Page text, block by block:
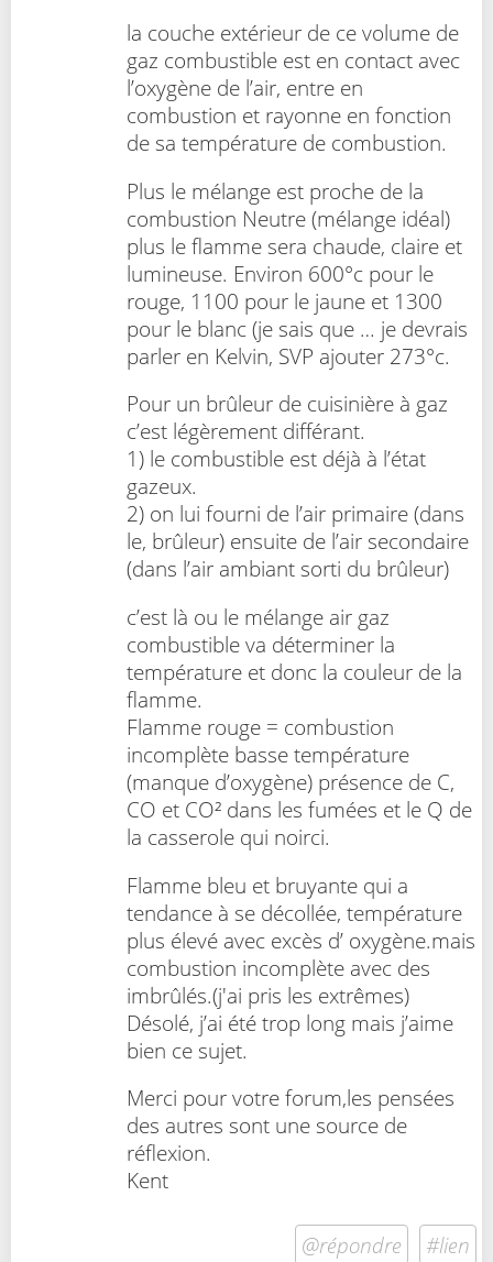
la couche extérieur de ce volume de
gaz combustible est en contact avec
l’oxygène de l’air, entre en
combustion et rayonne en fonction
de sa température de combustion.
Plus le mélange est proche de la
combustion Neutre (mélange idéal)
plus le flamme sera chaude, claire et
lumineuse. Environ 600°c pour le
rouge, 1100 pour le jaune et 1300
pour le blanc (je sais que … je devrais
parler en Kelvin, SVP ajouter 273°c.
Pour un brûleur de cuisinière à gaz
c’est légèrement différant.
1) le combustible est déjà à l’état
gazeux.
2) on lui fourni de l’air primaire (dans
le, brûleur) ensuite de l’air secondaire
(dans l’air ambiant sorti du brûleur)
c’est là ou le mélange air gaz
combustible va déterminer la
température et donc la couleur de la
flamme.
Flamme rouge = combustion
incomplète basse température
(manque d’oxygène) présence de C,
CO et CO² dans les fumées et le Q de
la casserole qui noirci.
Flamme bleu et bruyante qui a
tendance à se décollée, température
plus élevé avec excès d’ oxygène.mais
combustion incomplète avec des
imbrûlés.(j'ai pris les extrêmes)
Désolé, j’ai été trop long mais j’aime
bien ce sujet.
Merci pour votre forum,les pensées
des autres sont une source de
réflexion.
Kent
@répondre #lien